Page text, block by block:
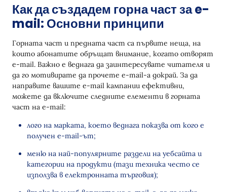
Как да създадем горна част за e-
mail: Основни принципи
Горната част и предната част са първите неща, на
които абонатите обръщат внимание, когато отворят
e-mail. Важно е веднага да заинтересувате читателя и
да го мотивирате да прочете e-mail-а докрай. За да
направите вашите e-mail кампании ефективни,
можете да включите следните елементи в горната
част на e-mail:
лого на марката, което веднага показва от кого е
получен e-mail-ът;
меню на най-популярните раздели на уебсайта и
категории на продукти (тази техника често се
използва в електронната търговия);